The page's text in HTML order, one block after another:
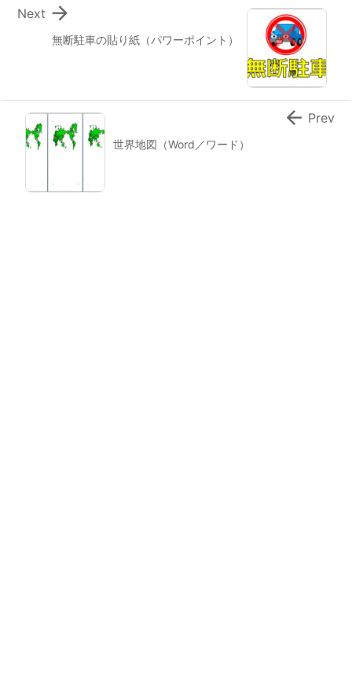
無断駐車の貼り紙（パワーポイント）

Next
世界地図（Word／ワード）
 Prev